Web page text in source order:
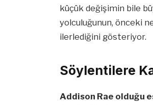
küçük değişimin bile
yolculuğunun, önceki
ilerlediğini gösteriyor.
Söylentilere
Addison Rae olduğu